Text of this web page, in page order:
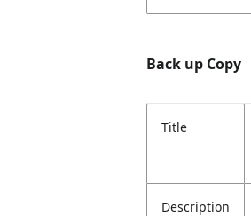
Back up Copy
Title
Description